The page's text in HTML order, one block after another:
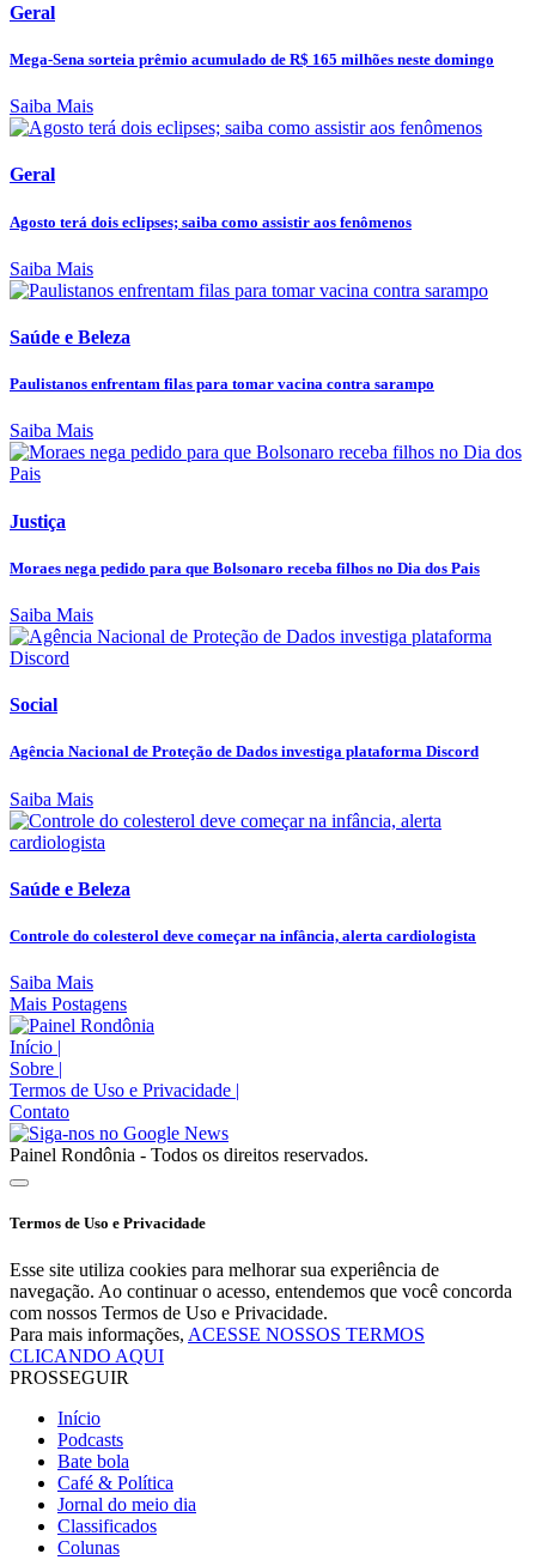
Geral
Mega-Sena sorteia prêmio acumulado de R$ 165 milhões neste domingo
Saiba Mais
Geral
Agosto terá dois eclipses; saiba como assistir aos fenômenos
Saiba Mais
Saúde e Beleza
Paulistanos enfrentam filas para tomar vacina contra sarampo
Saiba Mais
Justiça
Moraes nega pedido para que Bolsonaro receba filhos no Dia dos Pais
Saiba Mais
Social
Agência Nacional de Proteção de Dados investiga plataforma Discord
Saiba Mais
Saúde e Beleza
Controle do colesterol deve começar na infância, alerta cardiologista
Saiba Mais
Mais Postagens
Início |
Sobre |
Termos de Uso e Privacidade |
Contato
Painel Rondônia - Todos os direitos reservados.
Termos de Uso e Privacidade
Esse site utiliza cookies para melhorar sua experiência de
navegação. Ao continuar o acesso, entendemos que você concorda
com nossos Termos de Uso e Privacidade.
Para mais informações, ACESSE NOSSOS TERMOS
CLICANDO AQUI
PROSSEGUIR
Início
Podcasts
Bate bola
Café & Política
Jornal do meio dia
Classificados
Colunas